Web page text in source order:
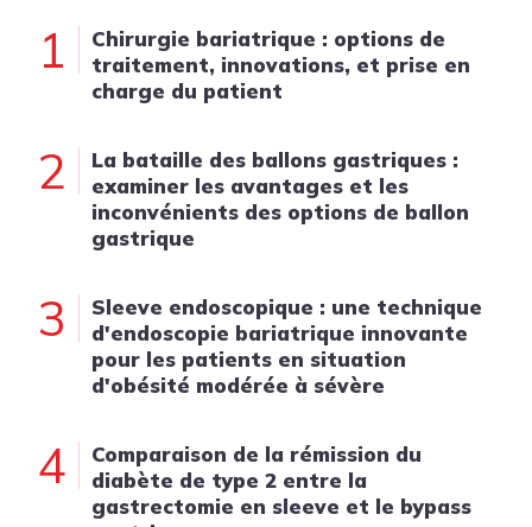
1
Chirurgie bariatrique : options de
traitement, innovations, et prise en
charge du patient
2
La bataille des ballons gastriques :
examiner les avantages et les
inconvénients des options de ballon
gastrique
3
Sleeve endoscopique : une technique
d'endoscopie bariatrique innovante
pour les patients en situation
d'obésité modérée à sévère
4
Comparaison de la rémission du
diabète de type 2 entre la
gastrectomie en sleeve et le bypass